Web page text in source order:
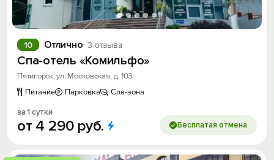
Отлично 3 отзыва
10
Спа-отель «Комильфо»
Пятигорск, ул. Московская, д. 103
Питание
Парковка Спа-зона
за 1 сутки
от 4 290 руб. Бесплатая отмена